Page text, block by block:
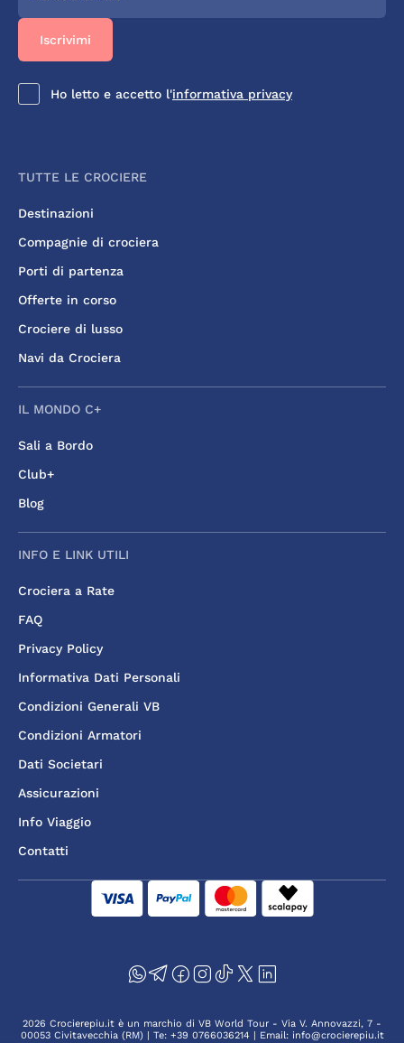
Ho letto e accetto l'informativa privacy
TUTTE LE CROCIERE
Destinazioni
Compagnie di crociera
Porti di partenza
Offerte in corso
Crociere di lusso
Navi da Crociera
IL MONDO C+
Sali a Bordo
Club+
Blog
INFO E LINK UTILI
Crociera a Rate
FAQ
Privacy Policy
Informativa Dati Personali
Condizioni Generali VB
Condizioni Armatori
Dati Societari
Assicurazioni
Info Viaggio
Contatti
2026 Crocierepiu.it è un marchio di VB World Tour - Via V. Annovazzi, 7 -
00053 Civitavecchia (RM) | Te: +39 0766036214 | Email: info@crocierepiu.it